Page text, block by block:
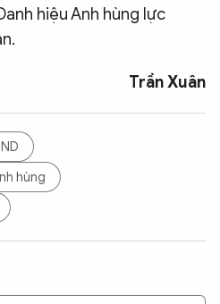
hiệu Anh hùng lực
Trần Xuân
hùng